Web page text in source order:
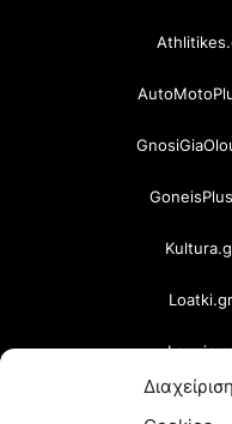
Loatki.gr